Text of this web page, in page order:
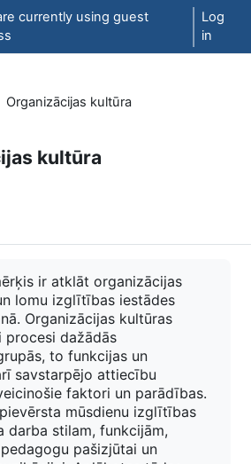
currently using guest
Log
in
Organizācijas kultūra
kultūra
ir atklāt organizācijas
lomu izglītības iestādes
Organizācijas kultūras
dažādās
to funkcijas un
savstarpējo attiecību
faktori un parādības.
mūsdienu izglītības
darba stilam, funkcijām,
pašizjūtai un